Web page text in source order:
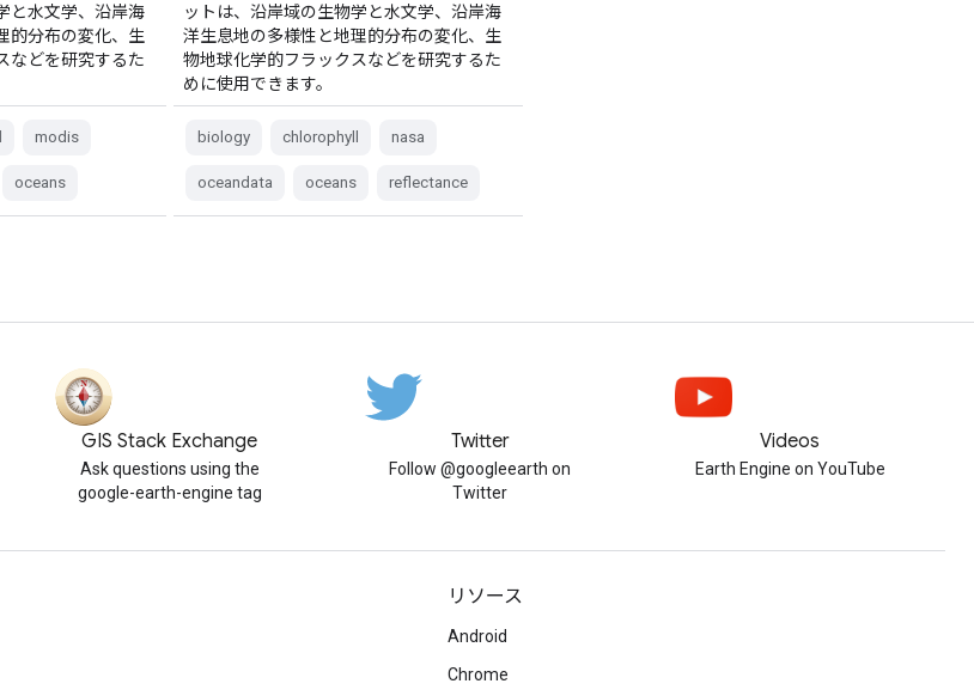
と水文学、沿岸海
的分布の変化、生
などを研究するた
modis
oceans
ットは、沿岸域の生物学と水文学、沿岸海
洋生息地の多様性と地理的分布の変化、生
物地球化学的フラックスなどを研究するた
めに使用できます。
biology chlorophyll nasa
oceandata oceans reflectance
GIS Stack Exchange
Ask questions using the
google-earth-engine tag
Twitter
Follow @googleearth on
Twitter
Videos
Earth Engine on YouTube
リソース
Android
Chrome